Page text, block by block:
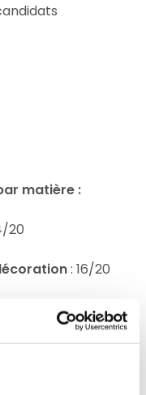
matière :
20
: 16/20
sciences